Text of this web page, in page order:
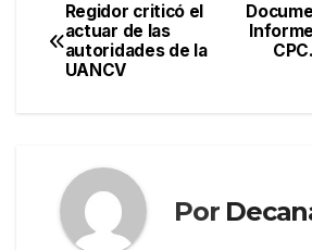
Navegación
de
Regidor criticó el
actuar de las
autoridades de la
UANCV
Por